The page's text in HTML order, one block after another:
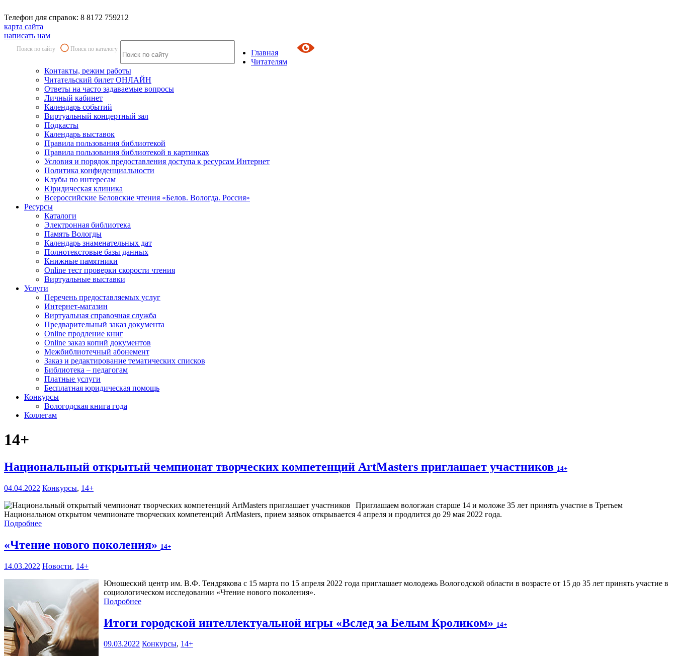
Телефон для справок: 8 8172 759212
карта сайта
написать нам
Поиск по сайту Поиск по каталогу
Главная
Читателям
Контакты, режим работы
Читательский билет ОНЛАЙН
Ответы на часто задаваемые вопросы
Личный кабинет
Календарь событий
Виртуальный концертный зал
Подкасты
Календарь выставок
Правила пользования библиотекой
Правила пользования библиотекой в картинках
Условия и порядок предоставления доступа к ресурсам Интернет
Политика конфиденциальности
Клубы по интересам
Юридическая клиника
Всероссийские Беловские чтения «Белов. Вологда. Россия»
Ресурсы
Каталоги
Электронная библиотека
Память Вологды
Календарь знаменательных дат
Полнотекстовые базы данных
Книжные памятники
Online тест проверки скорости чтения
Виртуальные выставки
Услуги
Перечень предоставляемых услуг
Интернет-магазин
Виртуальная справочная служба
Предварительный заказ документа
Online продление книг
Online заказ копий документов
Межбиблиотечный абонемент
Заказ и редактирование тематических списков
Библиотека – педагогам
Платные услуги
Бесплатная юридическая помощь
Конкурсы
Вологодская книга года
Коллегам
14+
Национальный открытый чемпионат творческих компетенций ArtMasters приглашает участников 14+
04.04.2022 Конкурсы, 14+
Приглашаем вологжан старше 14 и моложе 35 лет принять участие в Третьем
Национальном открытом чемпионате творческих компетенций ArtMasters, прием заявок открывается 4 апреля и продлится до 29 мая 2022 года.
Подробнее
«Чтение нового поколения» 14+
14.03.2022 Новости, 14+
Юношеский центр им. В.Ф. Тендрякова с 15 марта по 15 апреля 2022 года приглашает молодежь Вологодской области в возрасте от 15 до 35 лет принять участие в
социологическом исследовании «Чтение нового поколения».
Подробнее
Итоги городской интеллектуальной игры «Вслед за Белым Кроликом» 14+
09.03.2022 Конкурсы, 14+